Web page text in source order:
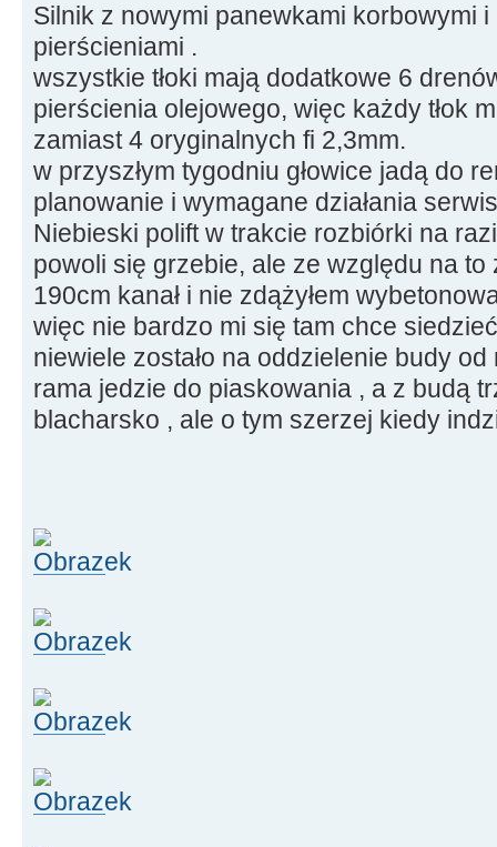
Silnik z nowymi panewkami korbowymi i
pierścieniami .
wszystkie tłoki mają dodatkowe 6
pierścienia olejowego, więc każdy tłok
zamiast 4 oryginalnych fi 2,3mm.
w przyszłym tygodniu głowice jadą do
planowanie i wymagane działania
Niebieski polift w trakcie rozbiórki na
powoli się grzebie, ale ze względu na to
190cm kanał i nie zdążyłem
więc nie bardzo mi się tam chce
niewiele zostało na oddzielenie budy
rama jedzie do piaskowania , a z budą
blacharsko , ale o tym szerzej kiedy